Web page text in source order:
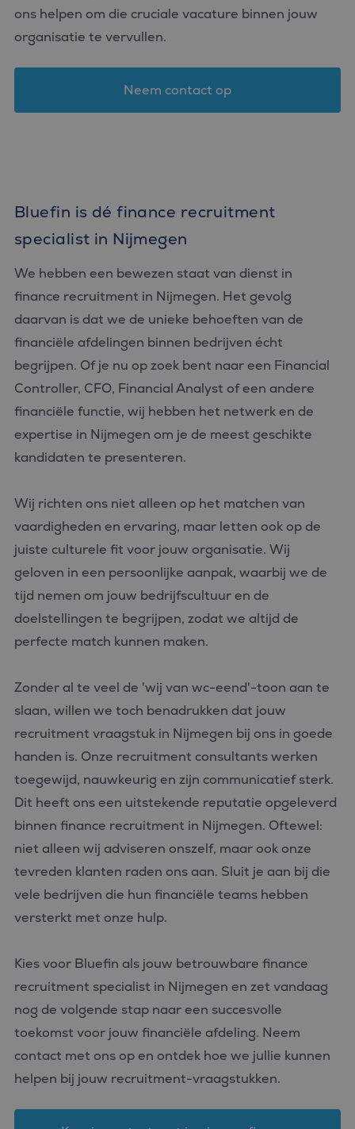
ons helpen om die cruciale vacature binnen jouw
organisatie te vervullen.
Neem contact op
Bluefin is dé finance recruitment
specialist in Nijmegen
We hebben een bewezen staat van dienst in
finance recruitment in Nijmegen. Het gevolg
daarvan is dat we de unieke behoeften van de
financiële afdelingen binnen bedrijven écht
begrijpen. Of je nu op zoek bent naar een Financial
Controller, CFO, Financial Analyst of een andere
financiële functie, wij hebben het netwerk en de
expertise in Nijmegen om je de meest geschikte
kandidaten te presenteren.
Wij richten ons niet alleen op het matchen van
vaardigheden en ervaring, maar letten ook op de
juiste culturele fit voor jouw organisatie. Wij
geloven in een persoonlijke aanpak, waarbij we de
tijd nemen om jouw bedrijfscultuur en de
doelstellingen te begrijpen, zodat we altijd de
perfecte match kunnen maken.
Zonder al te veel de 'wij van wc-eend'-toon aan te
slaan, willen we toch benadrukken dat jouw
recruitment vraagstuk in Nijmegen bij ons in goede
handen is. Onze recruitment consultants werken
toegewijd, nauwkeurig en zijn communicatief sterk.
Dit heeft ons een uitstekende reputatie opgeleverd
binnen finance recruitment in Nijmegen. Oftewel:
niet alleen wij adviseren onszelf, maar ook onze
tevreden klanten raden ons aan. Sluit je aan bij die
vele bedrijven die hun financiële teams hebben
versterkt met onze hulp.
Kies voor Bluefin als jouw betrouwbare finance
recruitment specialist in Nijmegen en zet vandaag
nog de volgende stap naar een succesvolle
toekomst voor jouw financiële afdeling. Neem
contact met ons op en ontdek hoe we jullie kunnen
helpen bij jouw recruitment-vraagstukken.